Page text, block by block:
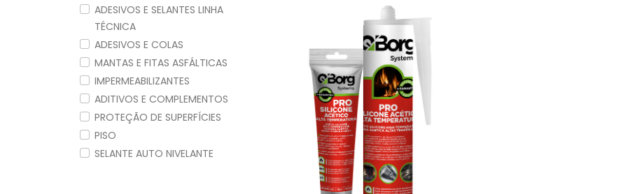
ADESIVOS E SELANTES LINHA
TÉCNICA
ADESIVOS E COLAS
MANTAS E FITAS ASFÁLTICAS
IMPERMEABILIZANTES
ADITIVOS E COMPLEMENTOS
PROTEÇÃO DE SUPERFÍCIES
PISO
SELANTE AUTO NIVELANTE